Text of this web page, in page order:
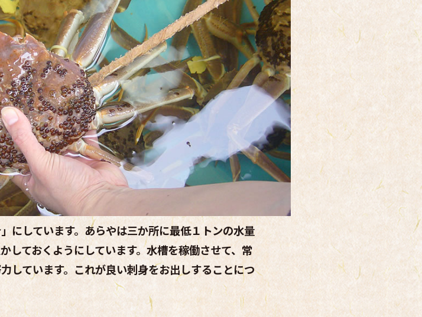
にしています。あらやは三か所に最低１トンの水量
しておくようにしています。水槽を稼働させて、常
しています。これが良い刺身をお出しすることにつ